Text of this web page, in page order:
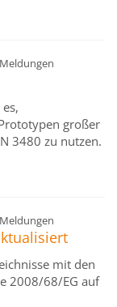
Meldungen
großer
3480 zu nutzen.
Meldungen
mit den
2008/68/EG auf